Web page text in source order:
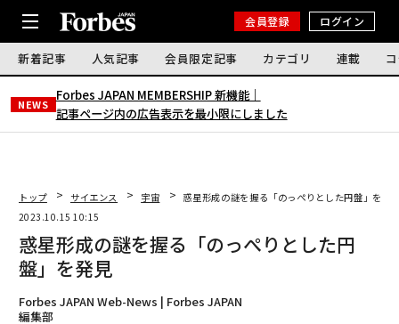
会員登録 ログイン
新着記事 人気記事 会員限定記事 カテゴリ 連載
NEWS
Forbes JAPAN MEMBERSHIP 新機能｜
記事ページ内の広告表示を最小限にしました
トップ サイエンス 宇宙
惑星形成の謎を握る「のっぺりとした円盤」を発
2023.10.15 10:15
惑星形成の謎を握る「のっぺりとした円
盤」を発見
Forbes JAPAN Web-News | Forbes JAPAN
編集部